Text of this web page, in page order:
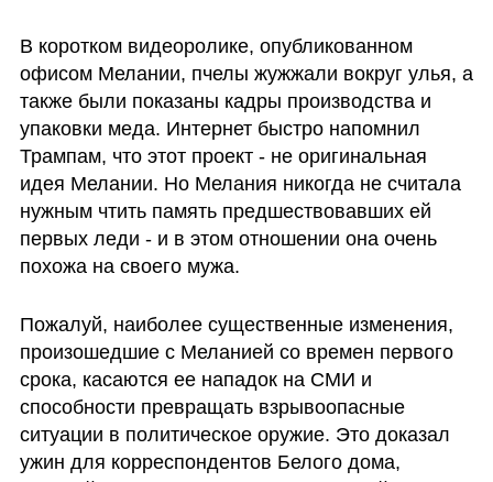
В коротком видеоролике, опубликованном
офисом Мелании, пчелы жужжали вокруг улья, а
также были показаны кадры производства и
упаковки меда. Интернет быстро напомнил
Трампам, что этот проект - не оригинальная
идея Мелании. Но Мелания никогда не считала
нужным чтить память предшествовавших ей
первых леди - и в этом отношении она очень
похожа на своего мужа.
Пожалуй, наиболее существенные изменения,
произошедшие с Меланией со времен первого
срока, касаются ее нападок на СМИ и
способности превращать взрывоопасные
ситуации в политическое оружие. Это доказал
ужин для корреспондентов Белого дома,